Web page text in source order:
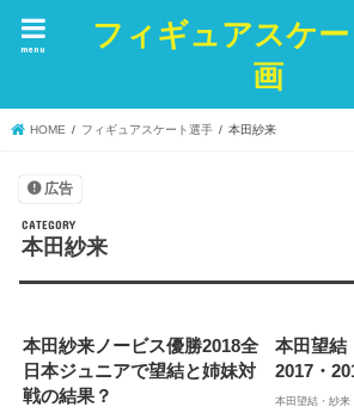
フィギュアスケ
画
menu
HOME フィギュアスケート選手 本田紗来
広告
本田紗来
本田紗来ノービス優勝2018全
日本ジュニアで望結と姉妹対
戦の結果？
本田望結
2017・
本田望結・紗来